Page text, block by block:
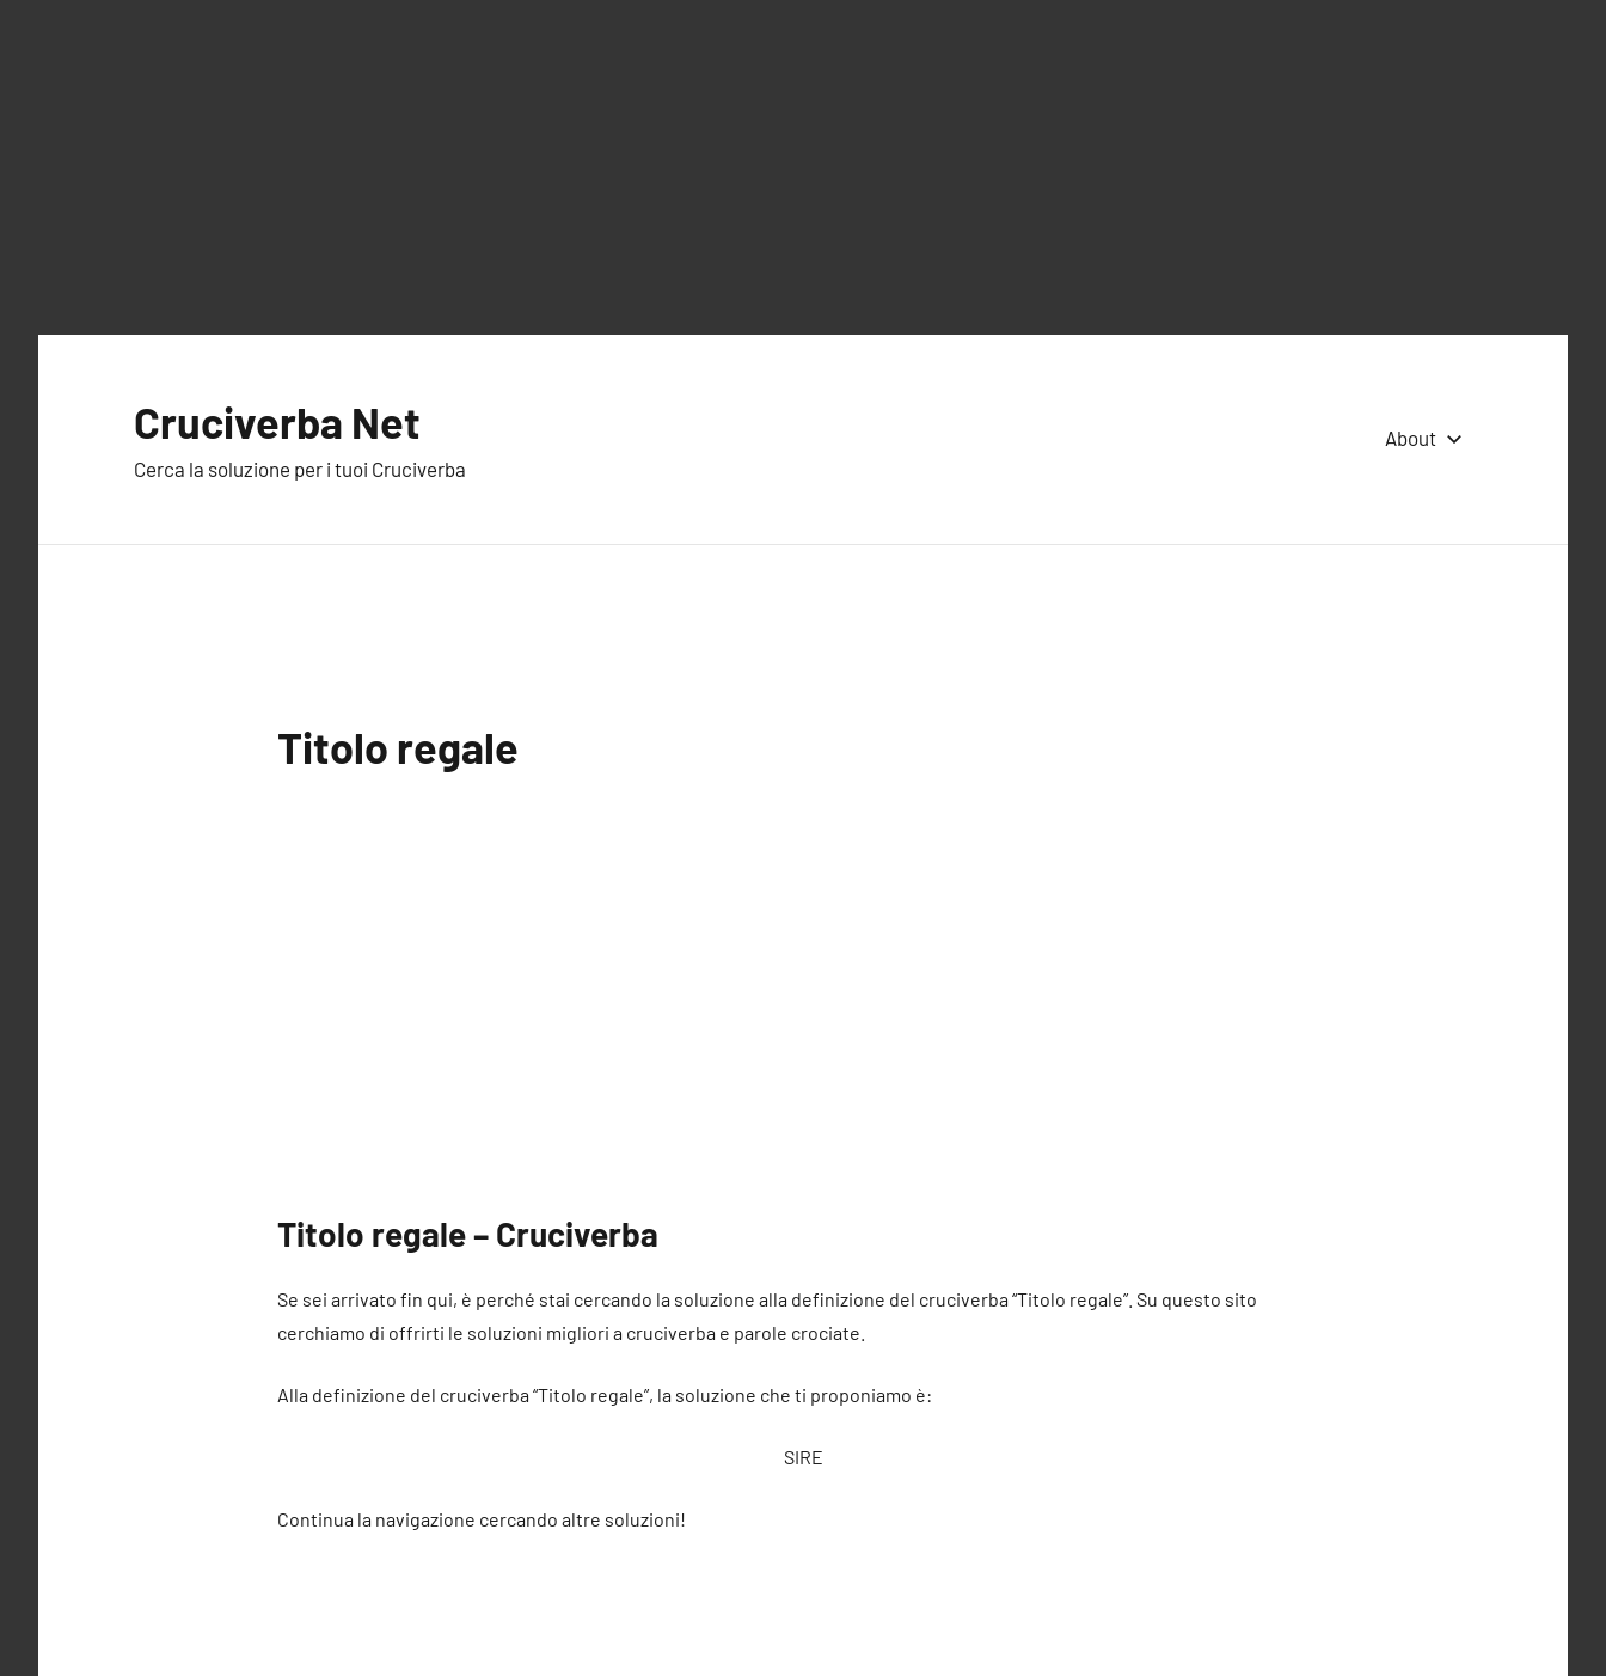
Cruciverba Net
Cerca la soluzione per i tuoi Cruciverba
About
Titolo regale
Titolo regale – Cruciverba
Se sei arrivato fin qui, è perché stai cercando la soluzione alla definizione del cruciverba “Titolo regale”. Su questo sito
cerchiamo di offrirti le soluzioni migliori a cruciverba e parole crociate.
Alla definizione del cruciverba “Titolo regale”, la soluzione che ti proponiamo è:
SIRE
Continua la navigazione cercando altre soluzioni!